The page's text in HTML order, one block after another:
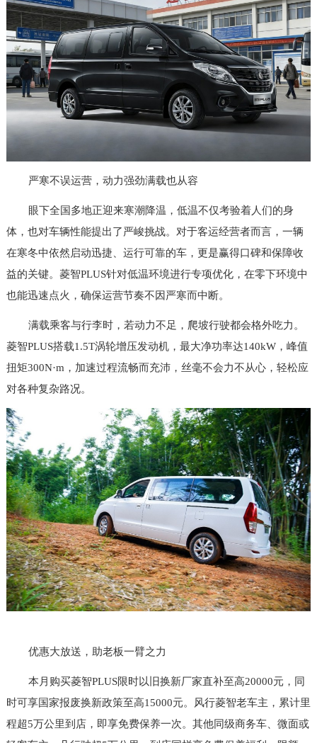
严寒不误运营，动力强劲满载也从容
眼下全国多地正迎来寒潮降温，低温不仅考验着人们的身
体，也对车辆性能提出了严峻挑战。对于客运经营者而言，一辆
在寒冬中依然启动迅捷、运行可靠的车，更是赢得口碑和保障收
益的关键。菱智PLUS针对低温环境进行专项优化，在零下环境中
也能迅速点火，确保运营节奏不因严寒而中断。
满载乘客与行李时，若动力不足，爬坡行驶都会格外吃力。
菱智PLUS搭载1.5T涡轮增压发动机，最大净功率达140kW，峰值
扭矩300N·m，加速过程流畅而充沛，丝毫不会力不从心，轻松应
对各种复杂路况。
优惠大放送，助老板一臂之力
本月购买菱智PLUS限时以旧换新厂家直补至高20000元，同
时可享国家报废换新政策至高15000元。风行菱智老车主，累计里
程超5万公里到店，即享免费保养一次。其他同级商务车、微面或